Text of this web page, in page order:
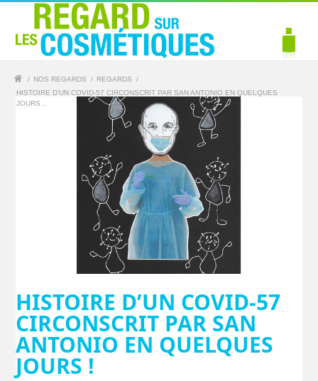
/ NOS REGARDS / REGARDS
/
HISTOIRE D’UN COVID-57 CIRCONSCRIT PAR SAN ANTONIO EN QUELQUES
JOURS...
HISTOIRE D’UN COVID-57
CIRCONSCRIT PAR SAN
ANTONIO EN QUELQUES
JOURS !